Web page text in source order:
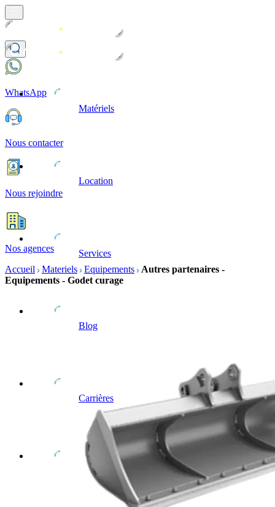
Matériels
Location
Services
Blog
Carrières
WhatsApp
Nous contacter
Nous rejoindre
Nos agences
Accueil
Materiels Equipements
Autres partenaires -
Equipements - Godet curage